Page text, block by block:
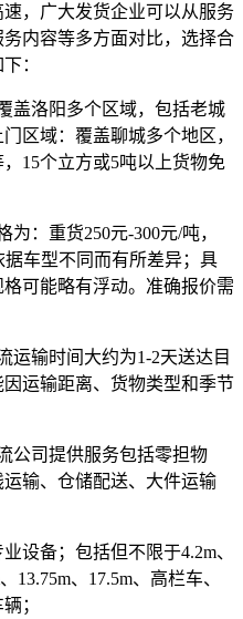
，广大发货企业可以从服务
内容等多方面对比，选择合
：
盖洛阳多个区域，包括老城
区域：覆盖聊城多个地区，
15个立方或5吨以上货物免
为： 重货250元-300元/吨，
据车型不同而有所差异；具
可能略有浮动。准确报价需
运输时间大约为1-2天送达目
运输距离、货物类型和季节
公司提供服务包括零担物
输、仓储配送、大件运输
设备；包括但不限于4.2m、
13.75m、17.5m、高栏车、
；